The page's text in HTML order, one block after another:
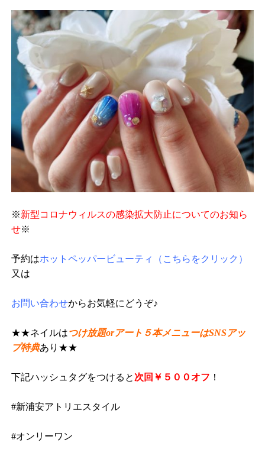
※新型コロナウィルスの感染拡大防止についてのお知ら
せ※
予約はホットペッパービューティ（こちらをクリック）
又は
お問い合わせからお気軽にどうぞ♪
★★ネイルはつけ放題orアート５本メニューはSNSアッ
プ特典あり★★
下記ハッシュタグをつけると 次回￥５００オフ ！
#新浦安アトリエスタイル
#オンリーワン